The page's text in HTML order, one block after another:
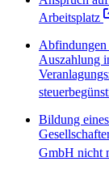
Arbeitsplatz
Abfindungen
Auszahlung
Bildung
GmbH nicht